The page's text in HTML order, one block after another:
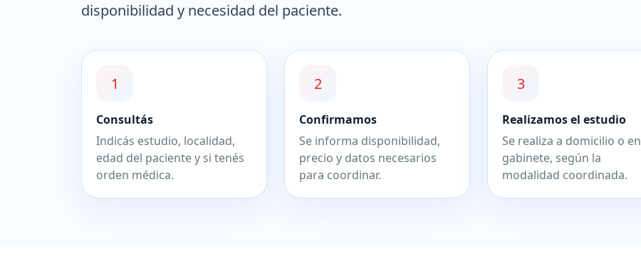
disponibilidad y necesidad del paciente.
1
Consultás
Indicás estudio, localidad,
edad del paciente y si tenés
orden médica.
2
Confirmamos
Se informa disponibilidad,
precio y datos necesarios
para coordinar.
3
Realizamos el estudio
Se realiza a domicilio o en
gabinete, según la
modalidad coordinada.